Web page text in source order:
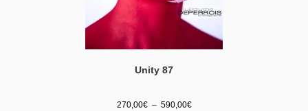
Unity 87
270,00€ – 590,00€